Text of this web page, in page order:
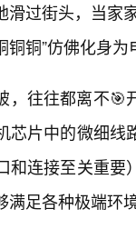
滑过街头，当家
铜铜”仿佛化身
，往往都离不🎯
芯片中的微细
和连接至关重
满足各种极端环